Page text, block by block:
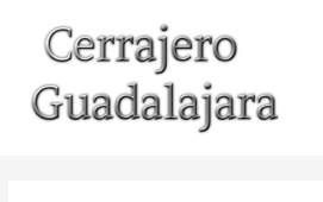
contenido